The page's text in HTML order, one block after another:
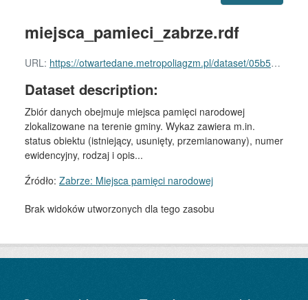
miejsca_pamieci_zabrze.rdf
URL: https://otwartedane.metropoliagzm.pl/dataset/05b50649-787e-4c03-86f6-c9b98828421c/resource/e18ab8e9-5ceb-4694-8080-1c4a6f3d6ab9/download/miejsca_pamieci_zabrze.rdf
Dataset description:
Zbiór danych obejmuje miejsca pamięci narodowej
zlokalizowane na terenie gminy. Wykaz zawiera m.in.
status obiektu (istniejący, usunięty, przemianowany), numer
ewidencyjny, rodzaj i opis...
Źródło: Zabrze: Miejsca pamięci narodowej
Brak widoków utworzonych dla tego zasobu